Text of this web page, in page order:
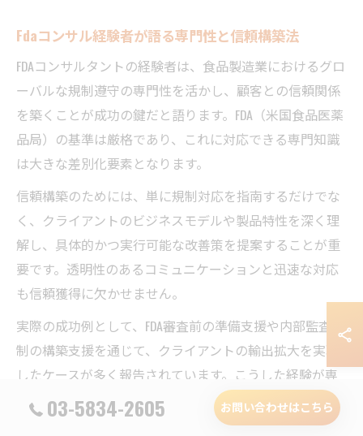
Fdaコンサル経験者が語る専門性と信頼構築法
FDAコンサルタントの経験者は、食品製造業におけるグロ
ーバルな規制遵守の専門性を活かし、顧客との信頼関係
を築くことが成功の鍵だと語ります。FDA（米国食品医薬
品局）の基準は厳格であり、これに対応できる専門知識
は大きな差別化要素となります。
信頼構築のためには、単に規制対応を指南するだけでな
く、クライアントのビジネスモデルや製品特性を深く理
解し、具体的かつ実行可能な改善策を提案することが重
要です。透明性のあるコミュニケーションと迅速な対応
も信頼獲得に欠かせません。
実際の成功例として、FDA審査前の準備支援や内部監査体
制の構築支援を通じて、クライアントの輸出拡大を実現
したケースが多く報告されています。こうした経験が専
門性と信頼の証となり、長期的な顧客関係を築く基盤と
なります。
03-5834-2605 お問い合わせはこちら